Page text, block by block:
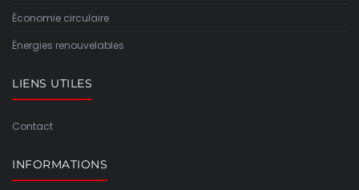
Économie circulaire
Énergies renouvelables
LIENS UTILES
Contact
INFORMATIONS